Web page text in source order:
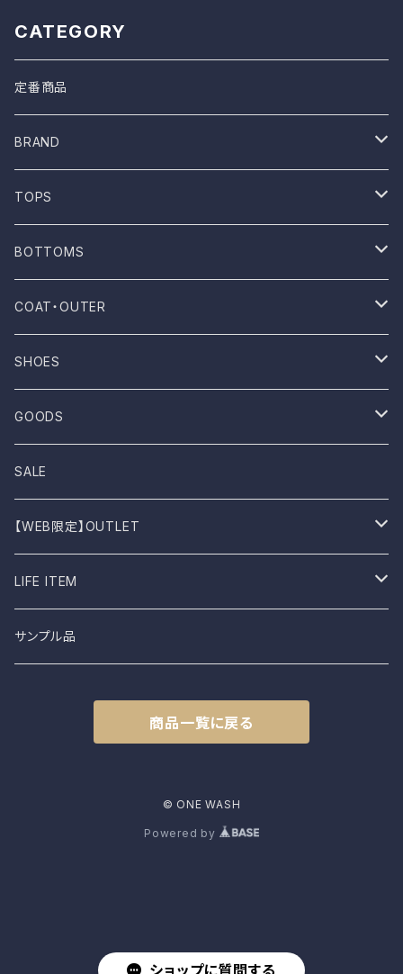
ショップに質問する
CATEGORY
定番商品
BRAND
ONE WASH
Mau
NOVESTA
ROTOTO
UES
Dansko
BIRKEN STOCK
shimaai
NAPRON
TOPS
T-shirt
Shirt
No sleeve
One-piece
Parkar
Knit
Sweatshirt
Vest
BOTTOMS
Pants
Skirts
COAT・OUTER
Coat
Outer
Jacket
SHOES
Sneakers
Sandal
Boots
GOODS
Bag
Stall
Socks
Cap
SALE
【WEB限定】OUTLET
B品
LIFE ITEM
食器
サンプル品
商品一覧に戻る
© ONE WASH
Powered by